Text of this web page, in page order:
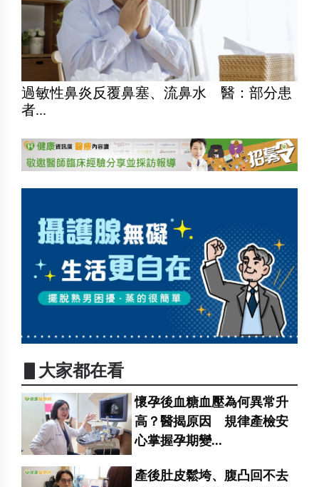
過敏性鼻炎反覆鼻塞、流鼻水 醫：部分患
者...
▋大家都在看
懷孕後血糖血壓為何異常升
高？醫揭原因 規律產檢安
心掌握孕期變...
產後肚皮鬆垮、腹凸回不去